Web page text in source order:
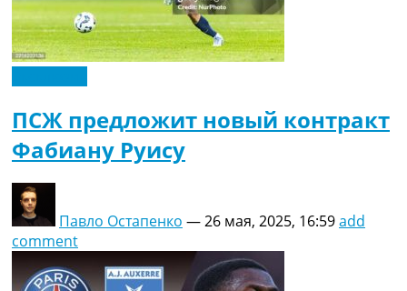
ПСЖ предложит новый контракт
Фабиану Руису
Павло Остапенко —26 мая, 2025, 16:59add
comment